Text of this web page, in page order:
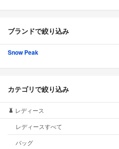
ブランドで絞り込み
Snow Peak
カテゴリで絞り込み
レディース
レディースすべて
バッグ